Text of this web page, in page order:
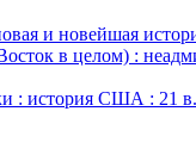
и новейшая
в целом) :
: история США :